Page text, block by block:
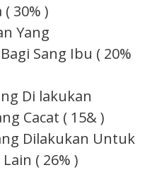
30% )
Yang
Sang Ibu ( 20%
Di lakukan
Cacat ( 15& )
Dilakukan Untuk
( 26% )